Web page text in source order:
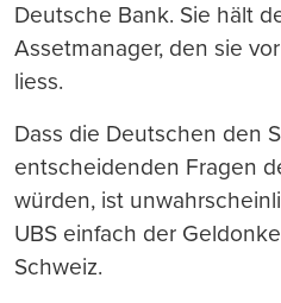
Deutsche Bank. Sie hält
Assetmanager, den sie
liess.
Dass die Deutschen den
entscheidenden Fragen
würden, ist
UBS einfach der
Schweiz.